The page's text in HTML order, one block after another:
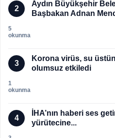
2
Aydın Büyükşehir
Başbakan Adnan
5
okunma
3
Korona virüs, su
olumsuz etkiledi
1
okunma
4
İHA’nın haberi ses
yürütecine...